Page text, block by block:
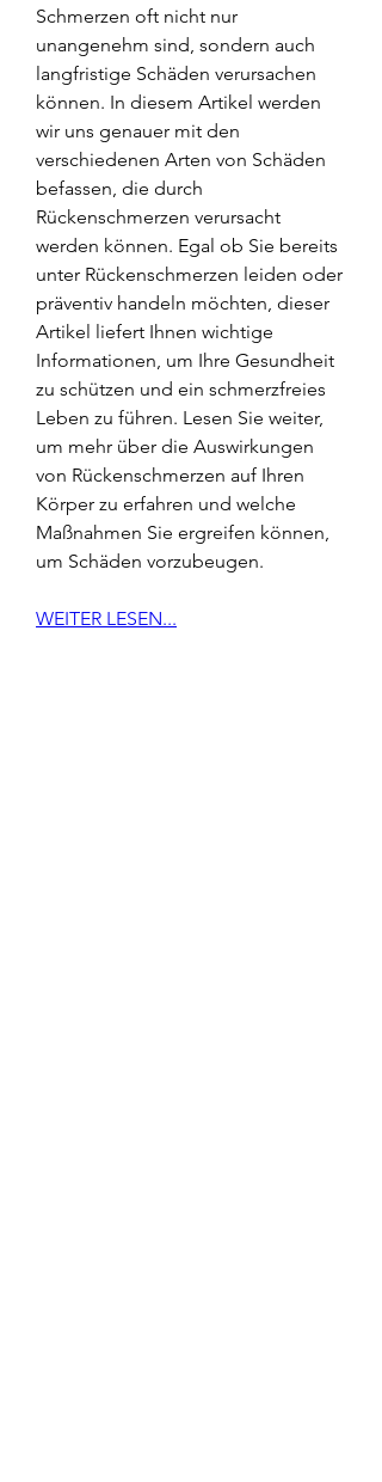
Schmerzen oft nicht nur
unangenehm sind, sondern auch
langfristige Schäden verursachen
können. In diesem Artikel werden
wir uns genauer mit den
verschiedenen Arten von Schäden
befassen, die durch
Rückenschmerzen verursacht
werden können. Egal ob Sie bereits
unter Rückenschmerzen leiden oder
präventiv handeln möchten, dieser
Artikel liefert Ihnen wichtige
Informationen, um Ihre Gesundheit
zu schützen und ein schmerzfreies
Leben zu führen. Lesen Sie weiter,
um mehr über die Auswirkungen
von Rückenschmerzen auf Ihren
Körper zu erfahren und welche
Maßnahmen Sie ergreifen können,
um Schäden vorzubeugen.
WEITER LESEN...